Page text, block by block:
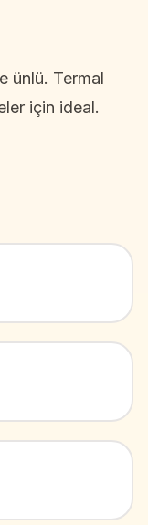
ünlü. Termal
için ideal.